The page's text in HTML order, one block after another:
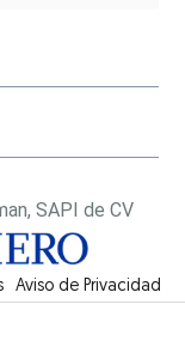
SAPI de CV
Opens in new window
Aviso de Privacidad